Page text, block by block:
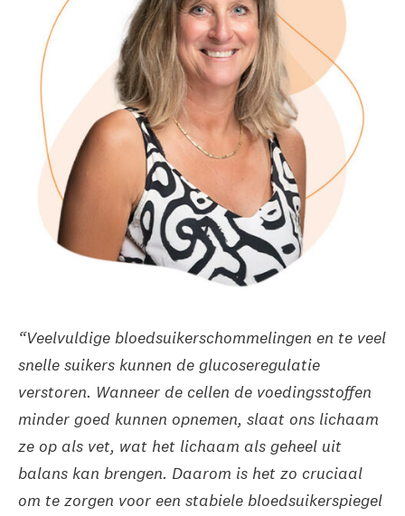
“Veelvuldige bloedsuikerschommelingen en te veel
snelle suikers kunnen de glucoseregulatie
verstoren. Wanneer de cellen de voedingsstoffen
minder goed kunnen opnemen, slaat ons lichaam
ze op als vet, wat het lichaam als geheel uit
balans kan brengen. Daarom is het zo cruciaal
om te zorgen voor een stabiele bloedsuikerspiegel